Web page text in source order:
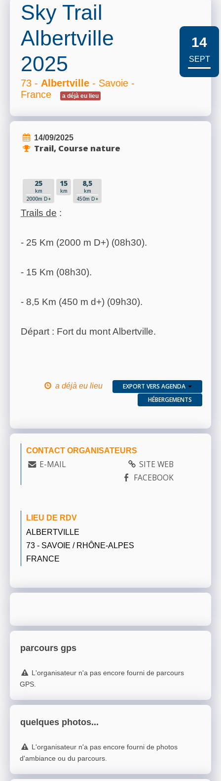
Sky Trail
Albertville
2025
73 - Albertville - Savoie -
France
a déjà eu lieu
14
SEPT
14/09/2025
Trail, Course nature
25
km
2000m D+
15
km
8,5
km
450m D+
Trails de :
- 25 Km (2000 m D+) (08h30).
- 15 Km (08h30).
- 8,5 Km (450 m d+) (09h30).
Départ : Fort du mont Albertville.
a déjà eu lieu
EXPORT VERS AGENDA
HÉBERGEMENTS
CONTACT ORGANISATEURS
E-MAIL
SITE WEB
FACEBOOK
LIEU DE RDV
ALBERTVILLE
73 - SAVOIE / RHÔNE-ALPES
FRANCE
parcours gps
L'organisateur n'a pas encore fourni de parcours
GPS.
quelques photos...
L'organisateur n'a pas encore fourni de photos
d'ambiance ou du parcours.